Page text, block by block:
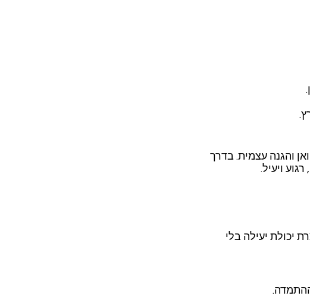
לטאי צ׳י צ׳ואן והגנה עצמית. בדרך
ויעיל.
יכולת יעילה בלי